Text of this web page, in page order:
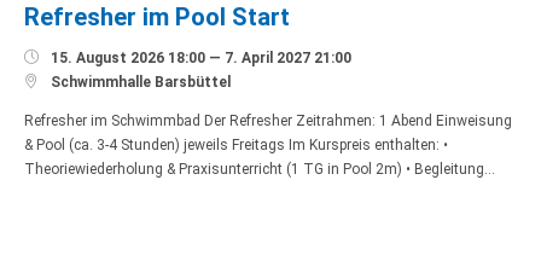
Refresher im Pool Start
 15. August 2026 18:00 — 7. April 2027 21:00
 Schwimmhalle Barsbüttel
Refresher im Schwimmbad Der Refresher Zeitrahmen: 1 Abend Einweisung
& Pool (ca. 3-4 Stunden) jeweils Freitags Im Kurspreis enthalten: •
Theoriewiederholung & Praxisunterricht (1 TG in Pool 2m) • Begleitung…